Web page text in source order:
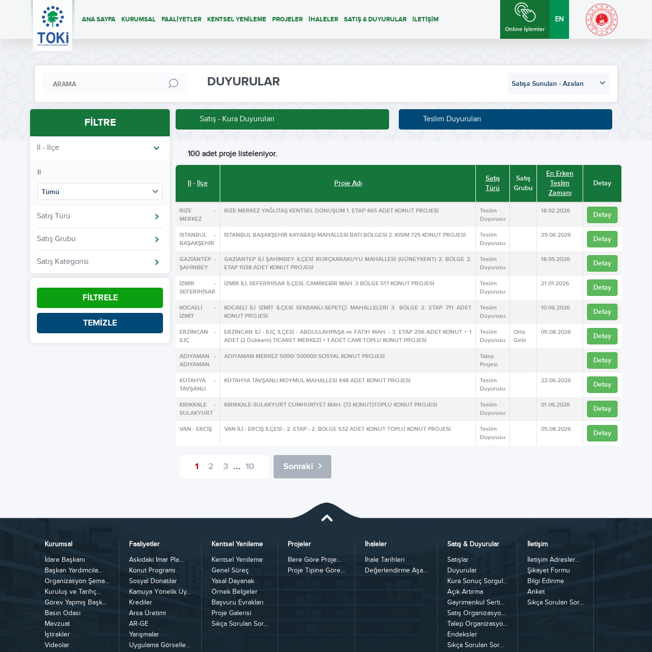
ANA SAYFA KURUMSAL FAALİYETLER KENTSEL YENİLEME PROJELER İHALELER SATIŞ & DUYURULAR İLETİŞİM
Online İşlemler
EN
DUYURULAR Satışa Sunulan - Azalan
FİLTRE
İl - İlçe
İl
Tümü
Satış Türü
Satış Grubu
Satış Kategorisi
FİLTRELE
TEMİZLE
Satış - Kura Duyuruları Teslim Duyuruları
100 adet proje listeleniyor.
İl - İlçe Proje Adı
Satış
Türü
Satış
Grubu
En Erken
Teslim
Zamanı
Detay
RİZE -
MERKEZ
RİZE MERKEZ YAĞLITAŞ KENTSEL DÖNÜŞÜM 1. ETAP 465 ADET KONUT PROJESİ
Teslim
Duyurusu
18.02.2026 Detay
İSTANBUL -
BAŞAKŞEHİR
İSTANBUL BAŞAKŞEHİR KAYABAŞI MAHALLESİ BATI BÖLGESİ 2. KISIM 725 KONUT PROJESİ
Teslim
Duyurusu
29.06.2026 Detay
GAZİANTEP -
ŞAHİNBEY
GAZİANTEP İLİ ŞAHİNBEY İLÇESİ BURÇKARAKUYU MAHALLESİ (GÜNEYKENT) 2. BÖLGE 2.
ETAP 1038 ADET KONUT PROJESİ
Teslim
Duyurusu
18.05.2026 Detay
İZMİR -
SEFERİHİSAR
İZMİR İLİ, SEFERİHİSAR İLÇESİ, CAMİİKEBİR MAH. 3 BÖLGE 517 KONUT PROJESİ
Teslim
Duyurusu
21.01.2026 Detay
KOCAELİ -
İZMİT
KOCAELİ İLİ İZMİT İLÇESİ SEKBANLI-SEPETÇİ MAHALLELERİ 3. BÖLGE 2. ETAP 711 ADET
KONUT PROJESİ
Teslim
Duyurusu
10.06.2026 Detay
ERZİNCAN -
ILIÇ
ERZİNCAN İLİ - İLİÇ İLÇESİ - ABDULLAHPAŞA ve FATİH MAH. - 3. ETAP 256 ADET KONUT + 1
ADET (2 Dükkanlı) TİCARET MERKEZİ + 1 ADET CAMİ TOPLU KONUT PROJESİ
Teslim
Duyurusu
Orta
Gelir
05.08.2026 Detay
ADIYAMAN -
ADIYAMAN
ADIYAMAN MERKEZ 5000/ 500000 SOSYAL KONUT PROJESİ
Talep
Projesi
Detay
KÜTAHYA -
TAVŞANLI
KÜTAHYA TAVŞANLI MOYMUL MAHALLESİ 448 ADET KONUT PROJESİ
Teslim
Duyurusu
22.06.2026 Detay
KIRIKKALE -
SULAKYURT
KIRIKKALE-SULAKYURT CUMHURİYET MAH. (72 KONUT)TOPLU KONUT PROJESİ
Teslim
Duyurusu
01.06.2026 Detay
VAN - ERCİŞ VAN İLİ - ERCİŞ İLÇESİ - 2. ETAP - 2. BÖLGE 532 ADET KONUT TOPLU KONUT PROJESİ
Teslim
Duyurusu
05.08.2026 Detay
1 2 3 ... 10 Sonraki
Kurumsal
İdare Başkanı
Başkan Yardımcıla...
Organizasyon Şema...
Kuruluş ve Tarihç...
Görev Yapmış Başk...
Basın Odası
Mevzuat
İştirakler
Videolar
Faaliyetler
Askıdaki İmar Pla...
Konut Programı
Sosyal Donatılar
Kamuya Yönelik Uy...
Krediler
Arsa Üretimi
AR-GE
Yarışmalar
Uygulama Görselle...
Kentsel Yenileme
Kentsel Yenileme
Genel Süreç
Yasal Dayanak
Örnek Belgeler
Başvuru Evrakları
Proje Galerisi
Sıkça Sorulan Sor...
Projeler
İllere Göre Proje...
Proje Tipine Göre...
İhaleler
İhale Tarihleri
Değerlendirme Aşa...
Satış & Duyurular
Satışlar
Duyurular
Kura Sonuç Sorgul...
Açık Artırma
Gayrimenkul Serti...
Satış Organizasyo...
Talep Organizasyo...
Endeksler
Sıkça Sorulan Sor...
İletişim
İletişim Adresler...
Şikayet Formu
Bilgi Edinme
Anket
Sıkça Sorulan Sor...